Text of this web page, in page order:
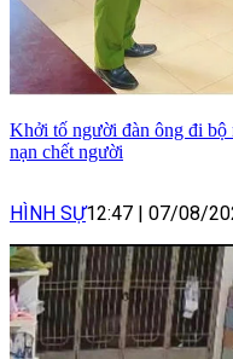
Khởi tố người đàn ông đi bộ
nạn chết người
HÌNH SỰ12:47 | 07/08/